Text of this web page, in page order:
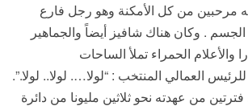
مرحبين من كل الأمكنة وهو رجل فارع
. وكان هناك شافيز أيضاً والجماهير
الحمراء تملأ الساحات
العمالي المنتخب : “لولا…. لولا.. لولا.”.
من عهدته نحو ثلاثين مليونا من دائرة